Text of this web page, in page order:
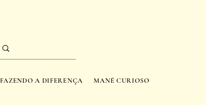
FAZENDO A DIFERENÇA MANÉ CURIOSO